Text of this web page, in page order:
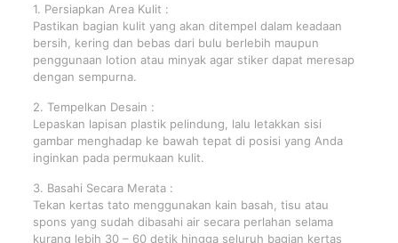
1. Persiapkan Area Kulit :
Pastikan bagian kulit yang akan ditempel dalam keadaan
bersih, kering dan bebas dari bulu berlebih maupun
penggunaan lotion atau minyak agar stiker dapat meresap
dengan sempurna.
2. Tempelkan Desain :
Lepaskan lapisan plastik pelindung, lalu letakkan sisi
gambar menghadap ke bawah tepat di posisi yang Anda
inginkan pada permukaan kulit.
3. Basahi Secara Merata :
Tekan kertas tato menggunakan kain basah, tisu atau
spons yang sudah dibasahi air secara perlahan selama
kurang lebih 30 – 60 detik hingga seluruh bagian kertas